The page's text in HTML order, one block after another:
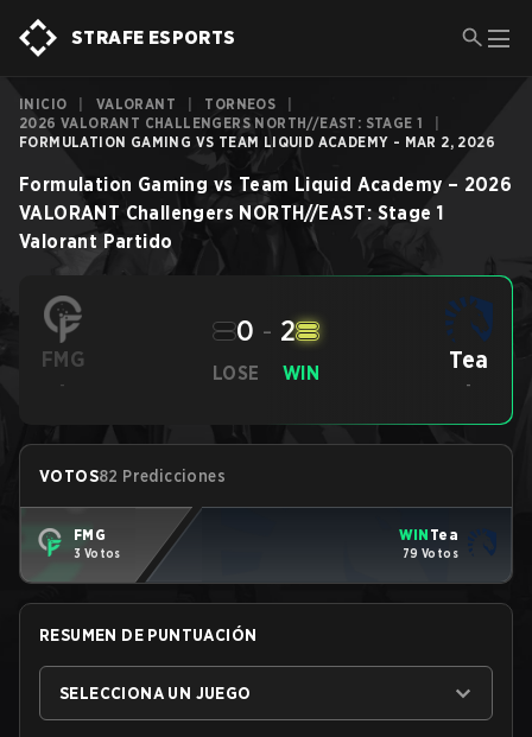
STRAFE ESPORTS
INICIO VALORANT TORNEOS
2026 VALORANT CHALLENGERS NORTH//EAST: STAGE 1
FORMULATION GAMING VS TEAM LIQUID ACADEMY - MAR 2, 2026
Formulation Gaming vs Team Liquid Academy – 2026
VALORANT Challengers NORTH//EAST: Stage 1
Valorant Partido
FMG
-
LOSE
0 - 2
WIN Tea
-
VOTOS82 Predicciones
FMG
3 Votos
WIN Tea
79 Votos
RESUMEN DE PUNTUACIÓN
SELECCIONA UN JUEGO